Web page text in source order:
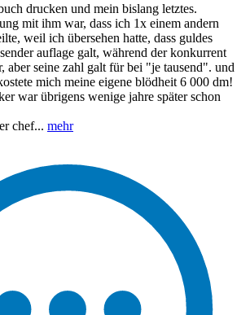
drucken und mein bislang letztes.
mit ihm war, dass ich 1x einem andern
weil ich übersehen hatte, dass guldes
auflage galt, während der konkurrent
aber seine zahl galt für bei "je tausend". und
mich meine eigene blödheit 6 000 dm!
war übrigens wenige jahre später schon
chef... mehr